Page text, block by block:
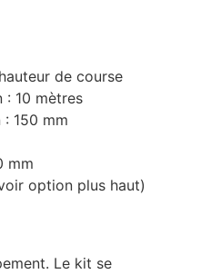
de course
: 10 mètres
150 mm
mm
option plus haut)
Le kit se